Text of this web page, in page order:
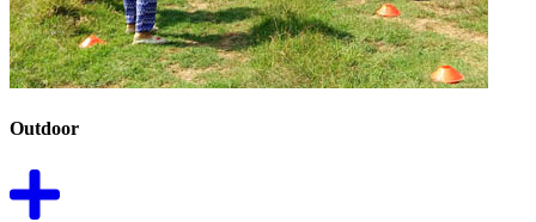
Outdoor